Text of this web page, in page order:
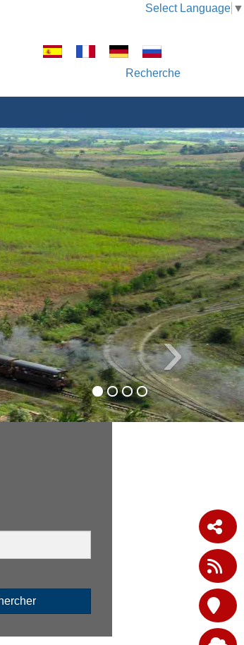
Select Language ▼
Recherche
›